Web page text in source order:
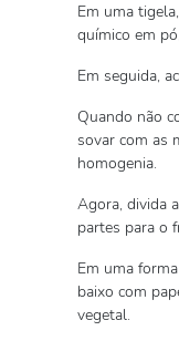
Em uma
químico em
Em seguida,
Quando não
sovar com as
homogenia.
Agora, divida
partes para o
Em uma
baixo com
vegetal.